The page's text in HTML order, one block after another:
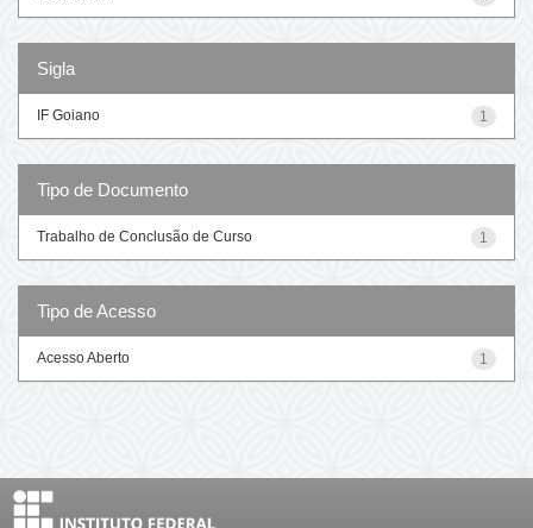
Sigla
1
IF Goiano
Tipo de Documento
1
Trabalho de Conclusão de Curso
Tipo de Acesso
1
Acesso Aberto